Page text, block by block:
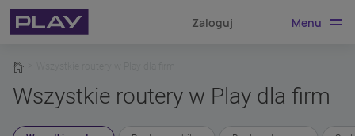
Zaloguj Menu
Wszystkie routery w Play dla firm